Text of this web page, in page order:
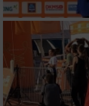
Partnerliste
Wir nutzen Ihre Daten
IAB-
Speichern von
auf einem